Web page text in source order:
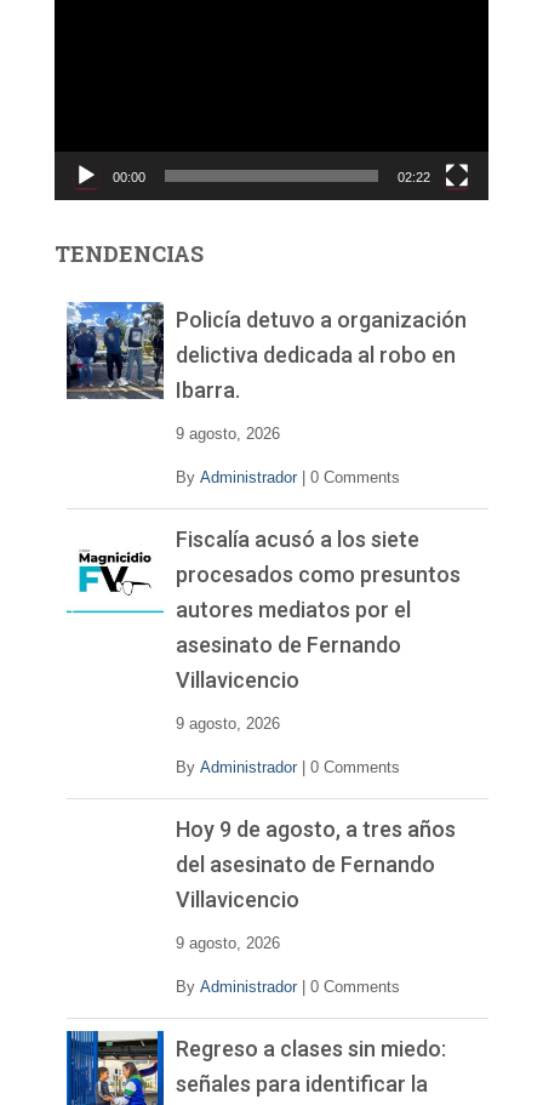
c
d
00:00 02:22
TENDENCIAS
Policía detuvo a organización
delictiva dedicada al robo en
Ibarra.
9 agosto, 2026
By Administrador 0 Comments
Fiscalía acusó a los siete
procesados como presuntos
autores mediatos por el
asesinato de Fernando
Villavicencio
9 agosto, 2026
By Administrador 0 Comments
Hoy 9 de agosto, a tres años
del asesinato de Fernando
Villavicencio
9 agosto, 2026
By Administrador 0 Comments
Regreso a clases sin miedo:
señales para identificar la